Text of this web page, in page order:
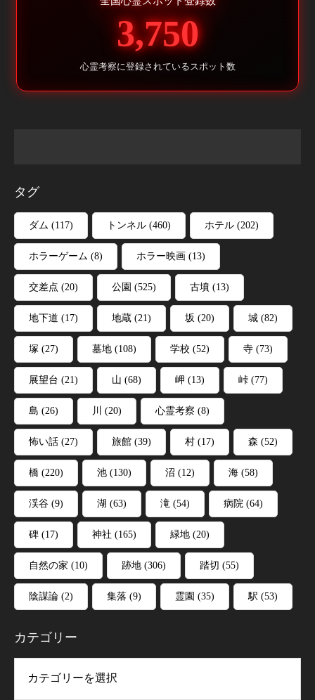
3,750
心霊考察に登録されているスポット数
タグ
ダム (117) トンネル (460) ホテル (202)
ホラーゲーム (8) ホラー映画 (13)
交差点 (20) 公園 (525) 古墳 (13)
地下道 (17) 地蔵 (21) 坂 (20) 城 (82)
塚 (27) 墓地 (108) 学校 (52) 寺 (73)
展望台 (21) 山 (68) 岬 (13) 峠 (77)
島 (26) 川 (20) 心霊考察 (8)
怖い話 (27) 旅館 (39) 村 (17) 森 (52)
橋 (220) 池 (130) 沼 (12) 海 (58)
渓谷 (9) 湖 (63) 滝 (54) 病院 (64)
碑 (17) 神社 (165) 緑地 (20)
自然の家 (10) 跡地 (306) 踏切 (55)
陰謀論 (2) 集落 (9) 霊園 (35) 駅 (53)
カテゴリー